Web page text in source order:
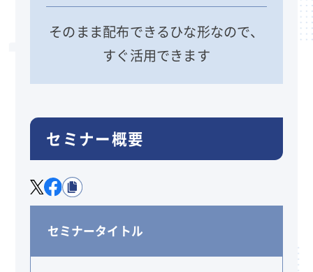
そのまま配布できるひな形なので、
すぐ活用できます
セミナー概要
セミナータイトル